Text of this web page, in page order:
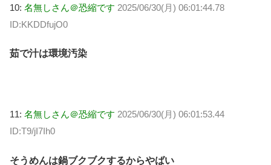
10: 名無しさん＠恐縮です 2025/06/30(月) 06:01:44.78
ID:KKDDfujO0
茹で汁は環境汚染
11: 名無しさん＠恐縮です 2025/06/30(月) 06:01:53.44
ID:T9/jI7Ih0
そうめんは鍋ブクブクするからやばい